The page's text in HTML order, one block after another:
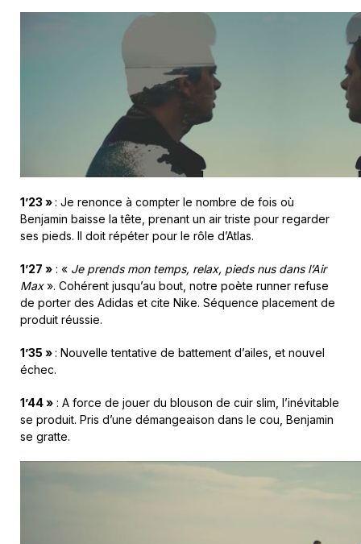
1’23 »: Je renonce à compter le nombre de fois où
Benjamin baisse la tête, prenant un air triste pour regarder
ses pieds. Il doit répéter pour le rôle d’Atlas.
1’27 » : « Je prends mon temps, relax, pieds nus dans l’Air
Max». Cohérent jusqu’au bout, notre poète runner refuse
de porter des Adidas et cite Nike. Séquence placement de
produit réussie.
1’35 »: Nouvelle tentative de battement d’ailes, et nouvel
échec.
1’44 » : A force de jouer du blouson de cuir slim, l’inévitable
se produit. Pris d’une démangeaison dans le cou, Benjamin
se gratte.